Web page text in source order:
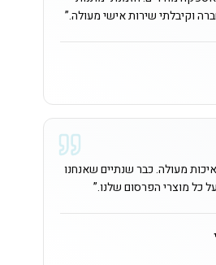
וקיבלתי שירות אישי מעולה.”
מעולה. כבר שנתיים שאנחנו
כל מוצרי הפרסום שלנו.”